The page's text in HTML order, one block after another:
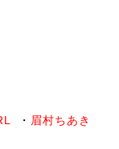
・ 眉村ちあき